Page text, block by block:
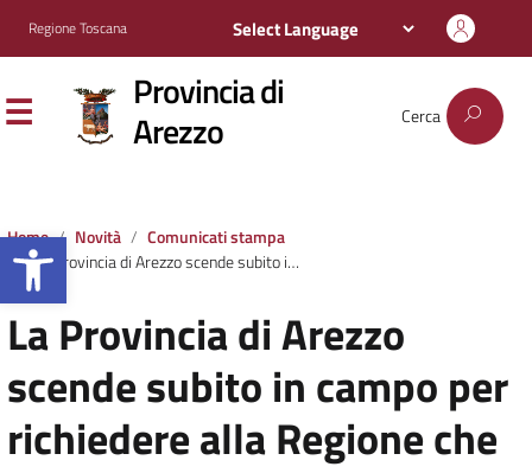
Apri la barra degli strumenti
Regione Toscana
Provincia di
Arezzo Cerca
Home Novità
Comunicati stampa
La Provincia di Arezzo scende subito in campo per richiedere alla Regione che la flessibilità prevista dal Milleproroghe salvaguardi il “Giovagnoli-Buitoni” di Sansepolcro
La Provincia di Arezzo
scende subito in campo per
richiedere alla Regione che